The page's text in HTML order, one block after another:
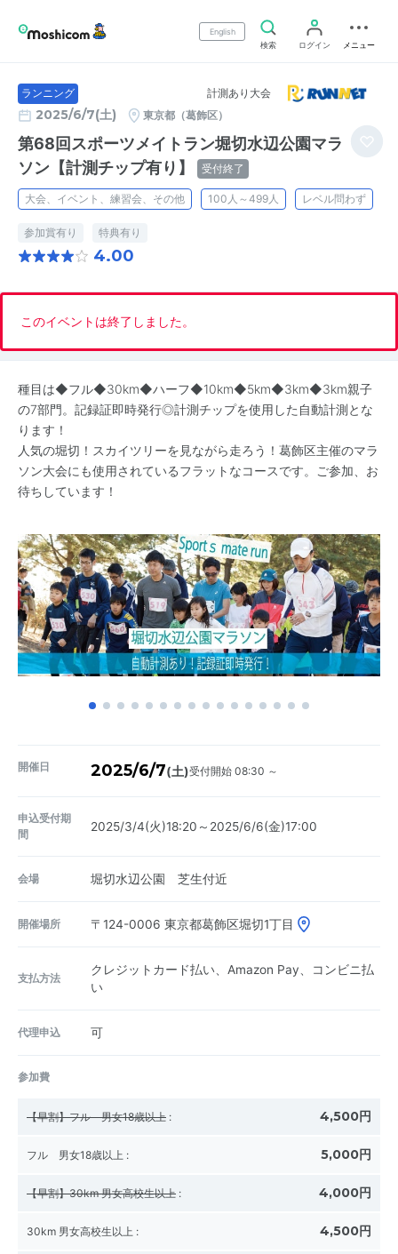
English
検索
ログイン メニュー
ランニング 計測あり大会
2025/6/7(土) 東京都（葛飾区）
第68回スポーツメイトラン堀切水辺公園マラ
ソン【計測チップ有り】
受付終了
大会、イベント、練習会、その他 100人～499人 レベル問わず
参加賞有り 特典有り
4.00
このイベントは終了しました。
種目は◆フル◆30km◆ハーフ◆10km◆5km◆3km◆3km親子
の7部門。記録証即時発行◎計測チップを使用した自動計測とな
ります！
人気の堀切！スカイツリーを見ながら走ろう！葛飾区主催のマラ
ソン大会にも使用されているフラットなコースです。ご参加、お
待ちしています！
開催日 2025/6/7(土)受付開始 08:30 ～
申込受付期
間
2025/3/4(火)18:20～2025/6/6(金)17:00
会場 堀切水辺公園 芝生付近
開催場所 〒124-0006 東京都葛飾区堀切1丁目
支払方法
クレジットカード払い、Amazon Pay、コンビニ払
い
代理申込 可
参加費
【早割】フル 男女18歳以上 : 4,500円
フル 男女18歳以上 : 5,000円
【早割】30km 男女高校生以上 : 4,000円
30km 男女高校生以上 : 4,500円